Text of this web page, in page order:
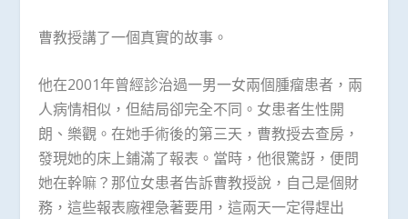
曹教授講了一個真實的故事。
他在2001年曾經診治過一男一女兩個腫瘤患者，兩
人病情相似，但結局卻完全不同。女患者生性開
朗、樂觀。在她手術後的第三天，曹教授去查房，
發現她的床上鋪滿了報表。當時，他很驚訝，便問
她在幹嘛？那位女患者告訴曹教授說，自己是個財
務，這些報表廠裡急著要用，這兩天一定得趕出